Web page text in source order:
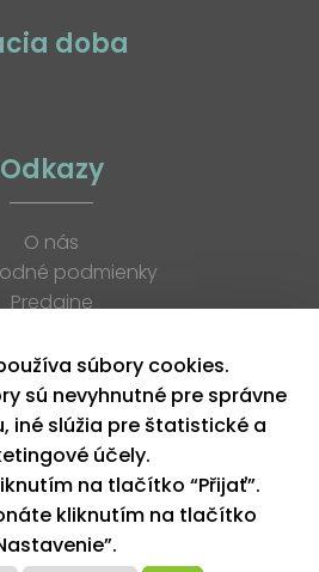
doba
Odkazy
O nás
podmienky
Predajne
stiahnutiu
Blog
Kontakt
Kariéra
XML feed
s. r. o. | Všetky práva vyhradené
súbory cookies.
sú nevyhnutné pre správne
iné slúžia pre štatistické a
účely.
na tlačítko “Přijať”.
kliknutím na tlačítko